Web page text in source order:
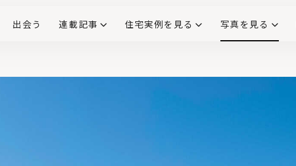
出会う 連載記事 住宅実例を見る 写真を見る